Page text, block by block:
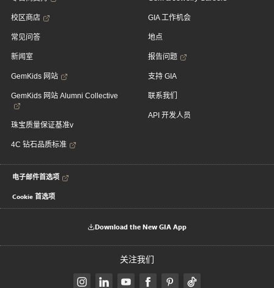
校区商店
常见问答
新闻室
GemKids 网站
GemKids 网站 Alumni Collective
珠宝质量保证基准v
4C 钻石品质标准
GIA 工作机会
地点
报告问题
支持 GIA
联系我们
API 开发人员
电子邮件首选项
Cookie 首选项
Download the New GIA App
关注我们